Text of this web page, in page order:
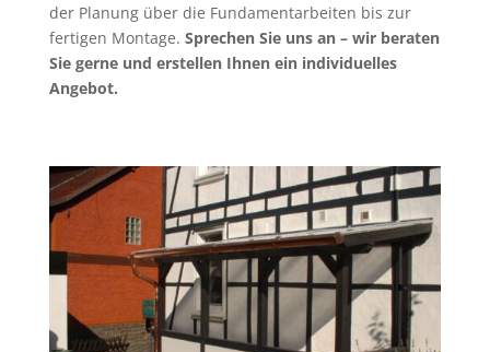
der Planung über die Fundamentarbeiten bis zur
fertigen Montage. Sprechen Sie uns an – wir beraten
Sie gerne und erstellen Ihnen ein individuelles
Angebot.